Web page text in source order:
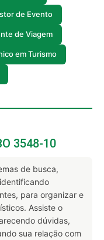
de Evento
de Viagem
em Turismo
3548-10
de busca,
para organizar e
Assiste o
dúvidas,
sua relação com